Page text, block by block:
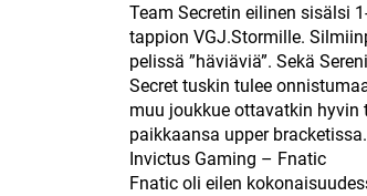
Team Secretin eilinen sisälsi
tappion VGJ.Stormille.
pelissä ”häviäviä”. Sekä
Secret tuskin tulee
muu joukkue ottavatkin hyvin
paikkaansa upper bracketissa.
Invictus Gaming – Fnatic
Fnatic oli eilen